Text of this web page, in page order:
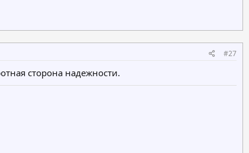
#27
сторона надежности.